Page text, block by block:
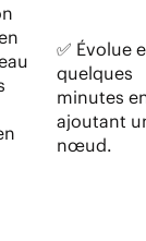
✅ Évolue
quelques
minutes
ajoutant
nœud.